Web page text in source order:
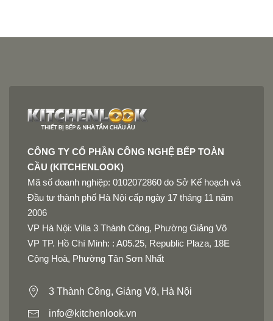
CÔNG TY CỔ PHẦN CÔNG NGHỆ BẾP TOÀN
CẦU (KITCHENLOOK)
Mã số doanh nghiệp: 0102072860 do Sở Kế hoạch và
Đầu tư thành phố Hà Nội cấp ngày 17 tháng 11 năm
2006
VP Hà Nội: Villa 3 Thành Công, Phường Giảng Võ
VP TP. Hồ Chí Minh: : A05.25, Republic Plaza, 18E
Cộng Hoà, Phường Tân Sơn Nhất
3 Thành Công, Giảng Võ, Hà Nội
info@kitchenlook.vn